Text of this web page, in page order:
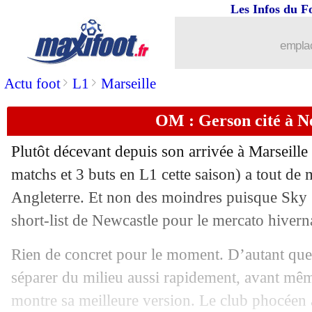
Actu foot> L1 > Marseille
Les Infos du
OM : Gerson cité à
Plutôt décevant depuis son arrivée à
matchs et 3 buts en L1 cette saison) a tout de
Angleterre. Et non des moindres puisque Sky
short-list de Newcastle pour le mercato
Rien de concret pour le moment. D’autant
séparer du milieu aussi rapidement, avant
montre sa meilleure version. Le club
Barça : Ferran Torres est arrivé
26/12 ASSE: Green vit une saison
26/12 Ang.: City gagne 6-3, le carton
26/12 Liverpool: Salah, un TOP 3 pour
26/12 Barça: Ferran Torres, c'est pour
26/12 Barça: Gavi a refusé le Real et
26/12 : Leonardo bloqué pour Icardi ?